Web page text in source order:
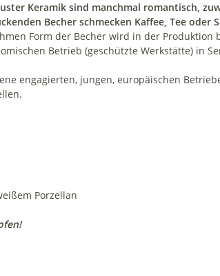
Keramik sind manchmal romantisch,
Becher schmecken Kaffee, Tee oder
Form der Becher wird in der
Betrieb (geschützte Werkstätte) in
engagierten, jungen, europäischen
Porzellan